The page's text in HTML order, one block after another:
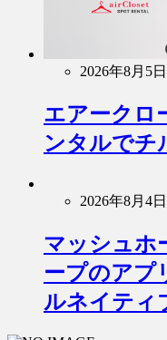
2026年8月5日
エアークロ
ンタルでチ
2026年8月4日
マッシュホ
ープのアプ
ルネイティ